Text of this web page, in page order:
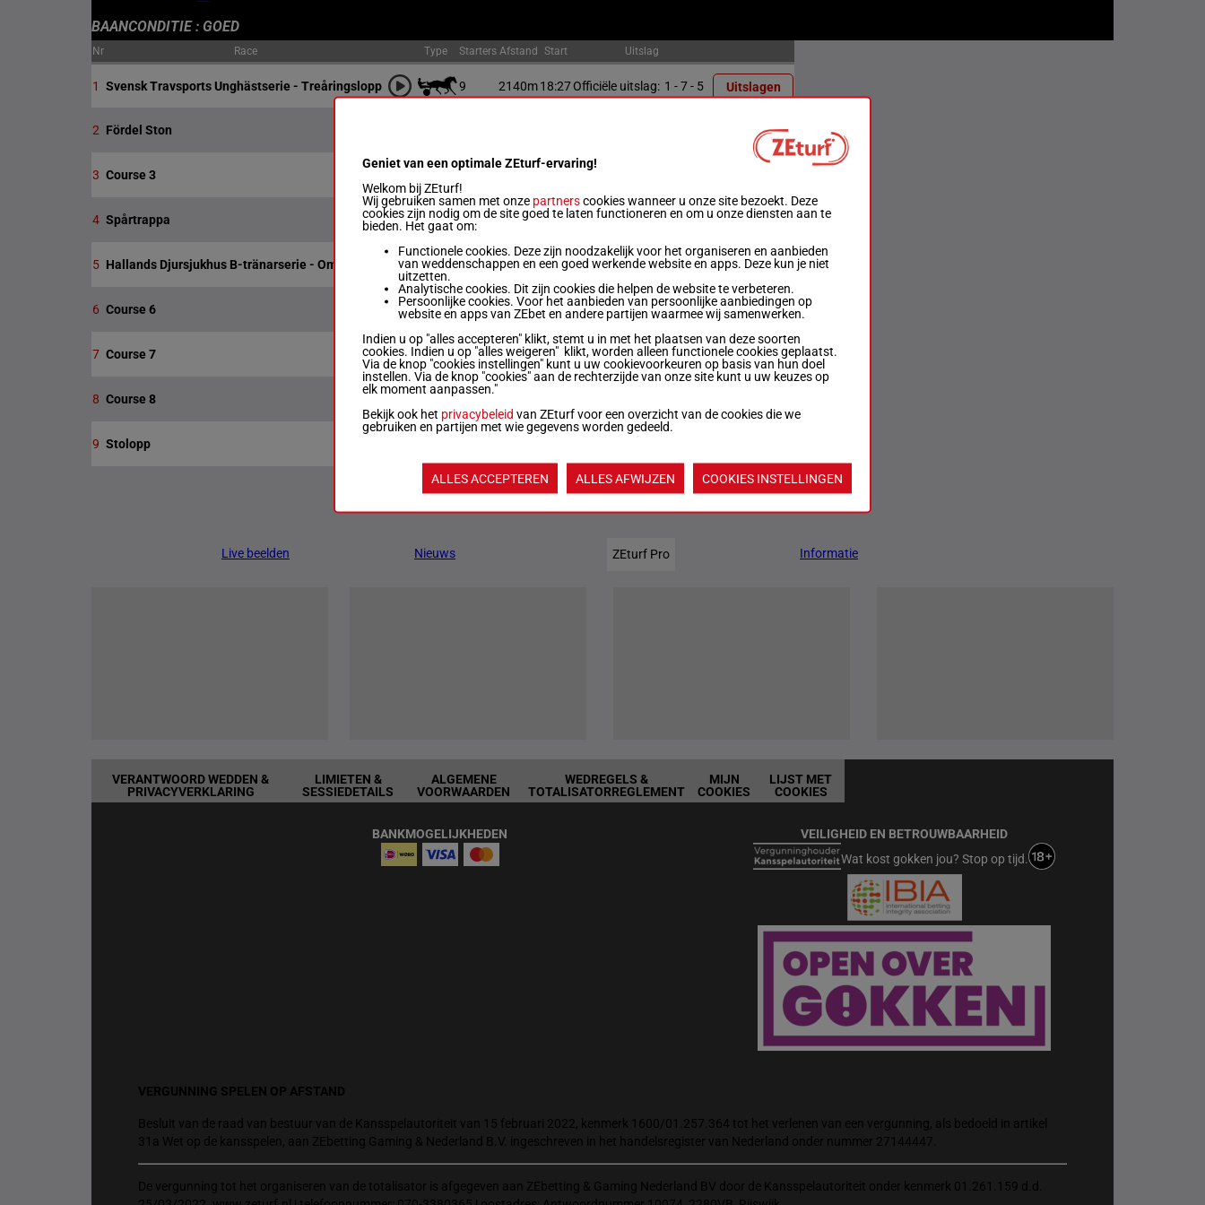
BAANCONDITIE : GOED
Nr Race Type Starters Afstand Start Uitslag
1 Svensk Travsports Unghästserie - Treåringslopp 9 2140m18:27Officiële uitslag: 1 - 7 - 5 Uitslagen
2 Fördel Ston Uitslagen
3 Course 3 11 Officiële uitslag:
4 Spårtrappa 12 2640m19:39Officiële uitslag: 6 - 2 - 9 Uitslagen
5 Hallands Djursjukhus B-tränarserie - Omgång 3 13 2140m 20:02Officiële uitslag: 4 - 2 - 12 Uitslagen
6 Course 6 10 2140m20:30Officiële uitslag: 9 - 10 - 6 Uitslagen
7 Course 7 6 2140m20:52 Officiële uitslag: 5 - 4 - 3 Uitslagen
8 Course 8
9 Stolopp
Live beelden Nieuws ZEturf Pro Informatie
VERANTWOORD WEDDEN &
PRIVACYVERKLARING
LIMIETEN &
SESSIEDETAILS
ALGEMENE
VOORWAARDEN
WEDREGELS &
TOTALISATORREGLEMENT
MIJN
COOKIES
LIJST MET
COOKIES
BANKMOGELIJKHEDEN
VEILIGHEID EN BETROUWBAARHEID
Wat kost gokken jou? Stop op tijd.
VERGUNNING SPELEN OP AFSTAND
Besluit van de raad van bestuur van de Kansspelautoriteit van 15 februari 2022, kenmerk 1600/01.257.364 tot het verlenen van een vergunning, als bedoeld in artikel
31a Wet op de kansspelen, aan ZEbetting Gaming & Nederland B.V. ingeschreven in het handelsregister van Nederland onder nummer 27144447.
De vergunning tot het organiseren van de totalisator is afgegeven aan ZEbetting & Gaming Nederland BV door de Kansspelautoriteit onder kenmerk 01.261.159 d.d.
Geniet van een optimale ZEturf-ervaring!
Welkom bij ZEturf!
Wij gebruiken samen met onze partnerscookies wanneer u onze site bezoekt. Deze
cookies zijn nodig om de site goed te laten functioneren en om u onze diensten aan te
bieden. Het gaat om:
Functionele cookies. Deze zijn noodzakelijk voor het organiseren en aanbieden
van weddenschappen en een goed werkende website en apps. Deze kun je niet
uitzetten.
Analytische cookies. Dit zijn cookies die helpen de website te verbeteren.
Persoonlijke cookies. Voor het aanbieden van persoonlijke aanbiedingen op
website en apps van ZEbet en andere partijen waarmee wij samenwerken.
Indien u op "alles accepteren" klikt, stemt u in met het plaatsen van deze soorten
cookies. Indien u op "alles weigeren" klikt, worden alleen functionele cookies geplaatst.
Via de knop "cookies instellingen" kunt u uw cookievoorkeuren op basis van hun doel
instellen. Via de knop "cookies" aan de rechterzijde van onze site kunt u uw keuzes op
elk moment aanpassen."
Bekijk ook het privacybeleid van ZEturf voor een overzicht van de cookies die we
gebruiken en partijen met wie gegevens worden gedeeld.
ALLES ACCEPTEREN ALLES AFWIJZEN COOKIES INSTELLINGEN